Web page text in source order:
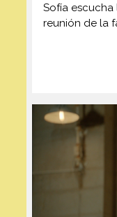
Sofía
reunión de la